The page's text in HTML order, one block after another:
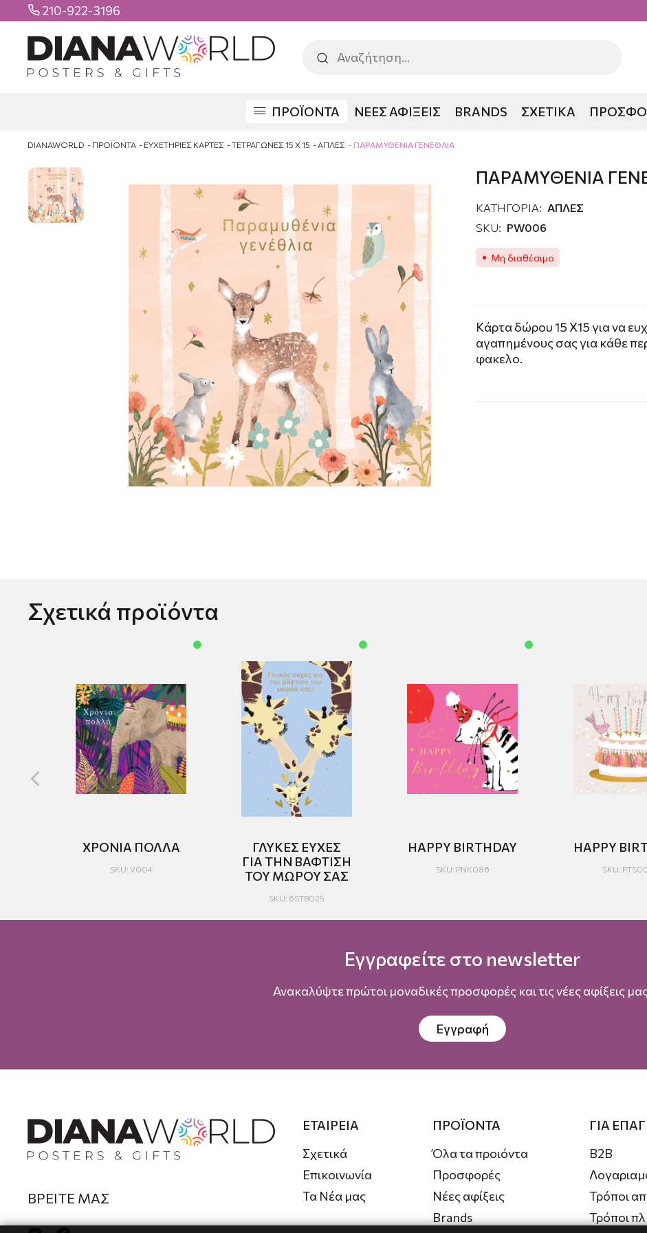
 210-922-3196
ΠΡΟΪΟΝΤΑ ΝΕΕΣ ΑΦΙΞΕΙΣ BRANDS ΣΧΕΤΙΚΑ
DIANAWORLD ΠΡΟΪΟΝΤΑ ΕΥΧΕΤΗΡΙΕΣ ΚΑΡΤΕΣ ΤΕΤΡΑΓΩΝΕΣ 15 Χ 15 ΑΠΛΕΣ ΠΑΡΑΜΥΘΕΝΙΑ ΓΕΝΕΘΛΙΑ
ΠΑΡΑΜΥΘΕΝΙΑ
ΚΑΤΗΓΟΡΙΑ: ΑΠΛΕΣ
SKU: PW006
Μη διαθέσιμο
Kάρτα δώρου 15 X15 για να
αγαπημένους σας για κάθε
φακελο.
Σχετικά προϊόντα
ΧΡΟΝΙΑ ΠΟΛΛΑ
SKU: V004
ΓΛΥΚΕΣ ΕΥΧΕΣ
ΓΙΑ ΤΗΝ ΒΑΦΤΙΣΗ
ΤΟΥ ΜΩΡΟΥ ΣΑΣ
SKU: 6STB025
HAPPY BIRTHDAY
SKU: PNK086
HAPPY
SKU:
Εγγραφείτε στο newsletter
Ανακαλύψτε πρώτοι μοναδικές προσφορές και τις νέες αφίξεις
Εγγραφή
ΒΡΕΙΤΕ ΜΑΣ
ΕΤΑΙΡΕΙΑ
Σχετικά
Επικοινωνία
Τα Νέα μας
ΠΡΟΪΟΝΤΑ
Όλα τα προιόντα
Προσφορές
Νέες αφίξεις
Brands
ΓΙΑ
B2B
Τρόποι
Τρόποι